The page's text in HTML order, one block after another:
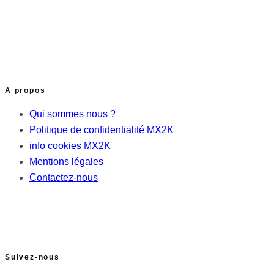
A propos
Qui sommes nous ?
Politique de confidentialité MX2K
info cookies MX2K
Mentions légales
Contactez-nous
Suivez-nous